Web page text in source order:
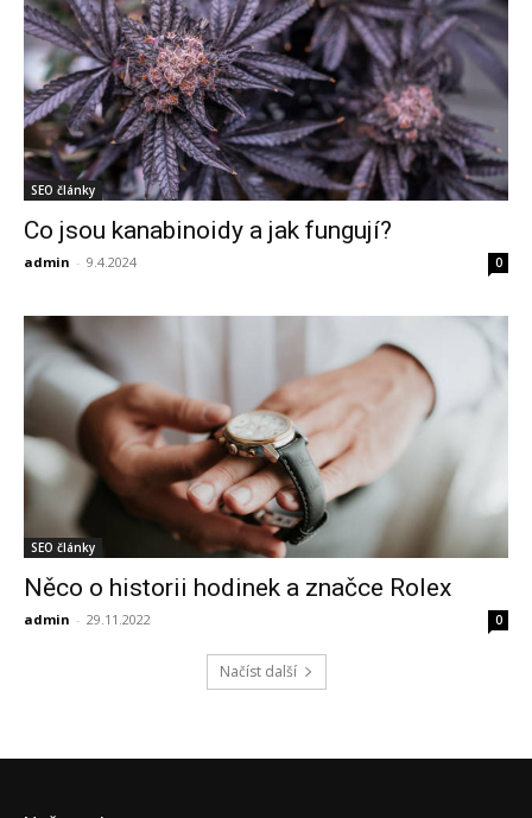
SEO články
Co jsou kanabinoidy a jak fungují?
admin - 9.4.2024 0
SEO články
Něco o historii hodinek a značce Rolex
admin - 29.11.2022 0
Načíst další